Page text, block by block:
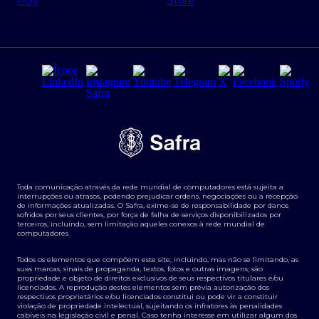
Regras e Parâmetros de Atuação Banco Safra
Segurança da Informação
Tarifas e serviços Pessoa Física
Transparência de remuneração
Termos e Condições para Portabilidade de Investimento
Derivativos
Agronegócios
Toda comunicação através da rede mundial de computadores está sujeita a
interrupções ou atrasos, podendo prejudicar ordens, negociações ou a recepção
de informações atualizadas. O Safra, exime-se de responsabilidade por danos
sofridos por seus clientes, por força de falha de serviços disponibilizados por
terceiros, incluindo, sem limitação aqueles conexos à rede mundial de
computadores.
Todos os elementos que compõem este site, incluindo, mas não se limitando, as
suas marcas, sinais de propaganda, textos, fotos e outras imagens, são
propriedade e objeto de direitos exclusivos de seus respectivos titulares e/ou
licenciados. A reprodução destes elementos sem prévia autorização dos
respectivos proprietários e/ou licenciados constitui ou pode vir a constituir
violação de propriedade intelectual, sujeitando os infratores às penalidades
cabíveis na legislação civil e penal. Caso tenha interesse em utilizar algum dos